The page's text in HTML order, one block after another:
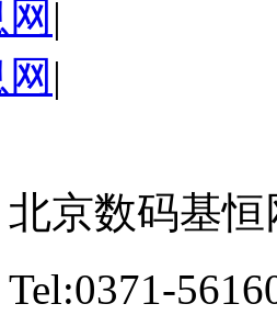
|
|
京数码基